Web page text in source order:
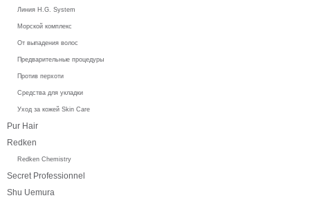
Линия H.G. System
Морской комплекс
От выпадения волос
Предварительные процедуры
Против перхоти
Средства для укладки
Уход за кожей Skin Care
Pur Hair
Redken
Redken Chemistry
Secret Professionnel
Shu Uemura